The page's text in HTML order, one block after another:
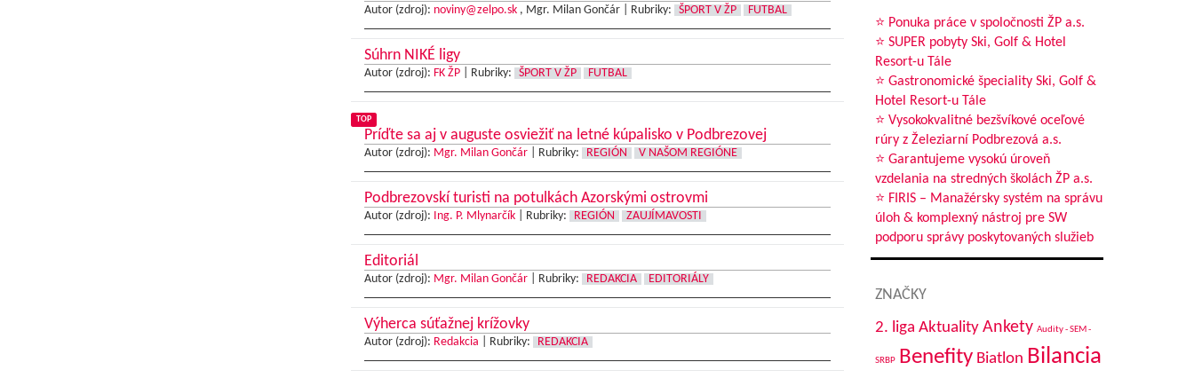
Autor (zdroj): noviny@zelpo.sk, Mgr. Milan Gončár | Rubriky: ŠPORT V ŽP FUTBAL
Súhrn NIKÉ ligy
Autor (zdroj): FK ŽP| Rubriky: ŠPORT V ŽP FUTBAL
TOP
Príďte sa aj v auguste osviežiť na letné kúpalisko v Podbrezovej
Autor (zdroj): Mgr. Milan Gončár| Rubriky: REGIÓN V NAŠOM REGIÓNE
Podbrezovskí turisti na potulkách Azorskými ostrovmi
Autor (zdroj): Ing. P. Mlynarčík| Rubriky: REGIÓN ZAUJÍMAVOSTI
Editoriál
Autor (zdroj): Mgr. Milan Gončár| Rubriky: REDAKCIA EDITORIÁLY
Výherca súťažnej krížovky
Autor (zdroj): Redakcia Rubriky: REDAKCIA
⭐ Ponuka práce v spoločnosti ŽP a.s.
⭐ SUPER pobyty Ski, Golf & Hotel
Resort-u Tále
⭐ Gastronomické špeciality Ski, Golf &
Hotel Resort-u Tále
⭐ Vysokokvalitné bezšvíkové oceľové
rúry z Železiarní Podbrezová a.s.
⭐ Garantujeme vysokú úroveň
vzdelania na stredných školách ŽP a.s.
⭐ FIRIS – Manažérsky systém na správu
úloh & komplexný nástroj pre SW
podporu správy poskytovaných služieb
ZNAČKY
2. liga Aktuality Ankety Audity - SEM -
SRBP Benefity Biatlon Bilancia